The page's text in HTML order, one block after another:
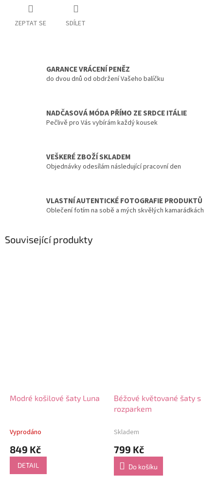
ZEPTAT SE SDÍLET
GARANCE VRÁCENÍ PENĚZ
do dvou dnů od obdržení Vašeho balíčku
NADČASOVÁ MÓDA PŘÍMO ZE SRDCE ITÁLIE
Pečlivě pro Vás vybírám každý kousek
VEŠKERÉ ZBOŽÍ SKLADEM
Objednávky odesílám následující pracovní den
VLASTNÍ AUTENTICKÉ FOTOGRAFIE PRODUKTŮ
Oblečení fotím na sobě a mých skvělých kamarádkách
Související produkty
Modré košilové šaty Luna
Vyprodáno
849 Kč
DETAIL
Béžové květované šaty s
rozparkem
Skladem
799 Kč
Do košíku